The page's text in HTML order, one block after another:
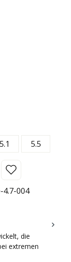
5.1 5.5
oder benutze
4.7-004
die
extremen